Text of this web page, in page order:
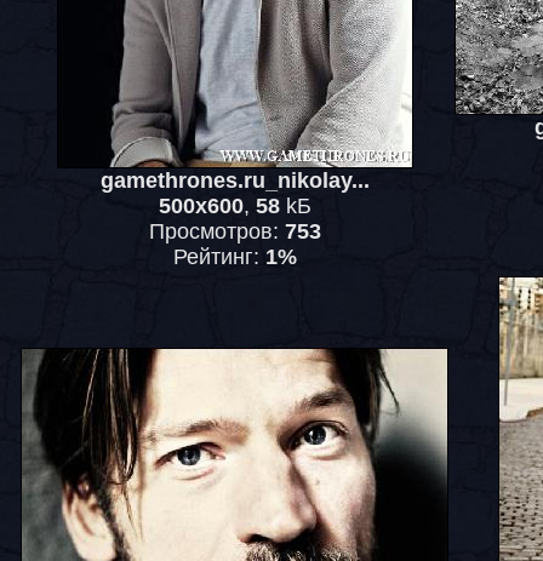
gamethrones.ru_nikolay...
500x600, 58kБ
Просмотров: 753
Рейтинг: 1%